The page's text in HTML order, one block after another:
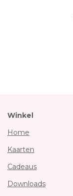
Winkel
Home
Kaarten
Cadeaus
Downloads